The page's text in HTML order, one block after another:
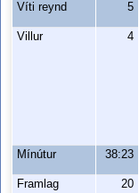
Víti reynd
5
Villur
4
Mínútur
38:23
Framlag
20